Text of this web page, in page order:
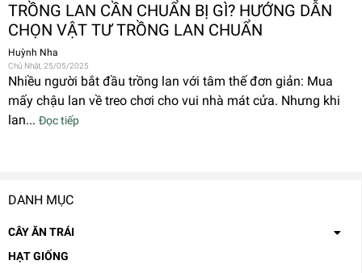
DANH MỤC
CÂY ĂN TRÁI
HẠT GIỐNG
TRỒNG LAN CẦN CHUẨN BỊ GÌ? HƯỚNG DẪN
CHỌN VẬT TƯ TRỒNG LAN CHUẨN
Huỳnh Nha
Chủ Nhật, 25/05/2025
Nhiều người bắt đầu trồng lan với tâm thế đơn giản: Mua
mấy chậu lan về treo chơi cho vui nhà mát cửa. Nhưng khi
lan... Đọc tiếp